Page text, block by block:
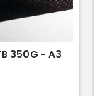
350G - A3